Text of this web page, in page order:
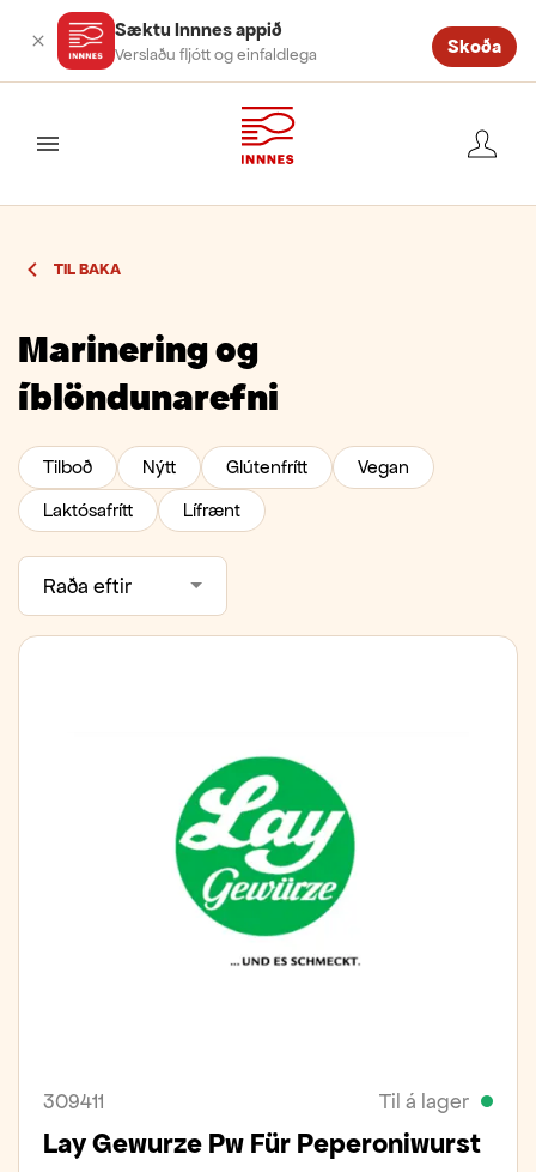
Sæktu Innnes appið
Verslaðu fljótt og einfaldlega Skoða
valmynd
TIL BAKA
Marinering og
íblöndunarefni
Tilboð Nýtt Glútenfrítt
Vegan
Laktósafrítt
Lífrænt
Raða eftir
309411 Til á lager
Lay Gewurze Pw Für Peperoniwurst